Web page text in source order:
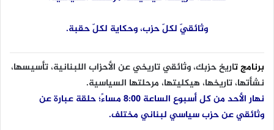
وثائقيّ لكلّ حزب، وحكاية لكلّ حقبة.
برنامجتاريخ حزبك، وثائقي تاريخي عن الأحزاب اللبنانية، تأسيسها،
نشأتها، تاريخها، هيكليتها، مرحلتها السياسية.
نهار الأحد من كل أسبوع الساعة 8:00 مساءً؛ حلقة عبارة عن
وثائقي عن حزب سياسي لبناني مختلف.